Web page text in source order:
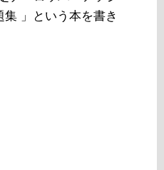
」という本を書き